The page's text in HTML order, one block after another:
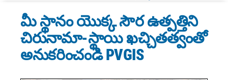
మీ స్థానం యొక్క సౌర ఉత్పత్తిని
చిరునామా-స్థాయి ఖచ్చితత్వంతో
అనుకరించండి PVGIS